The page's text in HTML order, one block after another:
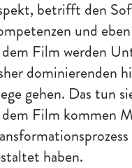
betrifft den
und
Film werden
dominierenden
gehen. Das tun
Film kommen
haben.